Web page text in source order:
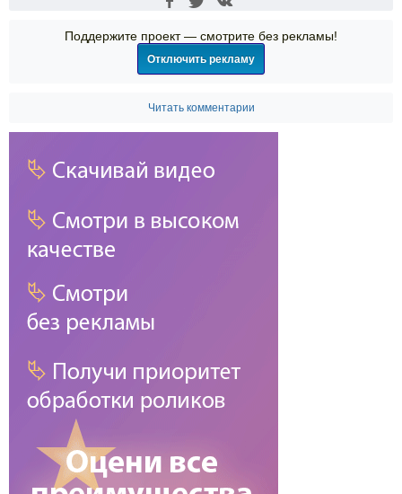
Поддержите проект — смотрите без рекламы!
Отключить рекламу
Читать комментарии